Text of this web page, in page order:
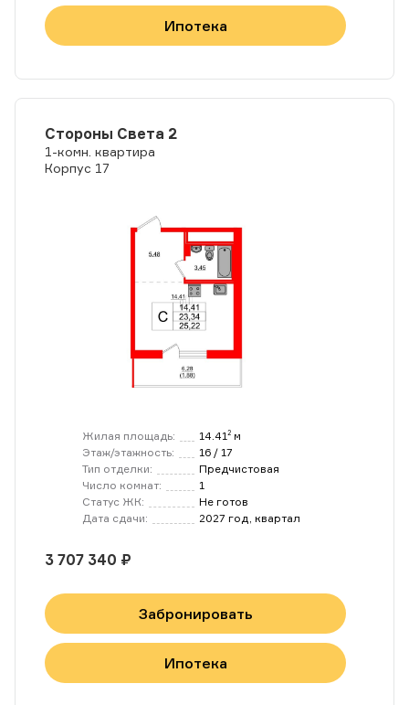
Ипотека
Стороны Света 2
1-комн. квартира
Корпус 17
Жилая площадь: 14.412 м
Этаж/этажность:
16 / 17
Тип отделки:
Предчистовая
Число комнат:
1
Статус ЖК:
Не готов
Дата сдачи:
2027 год, квартал
3 707 340 ₽
Забронировать
Ипотека